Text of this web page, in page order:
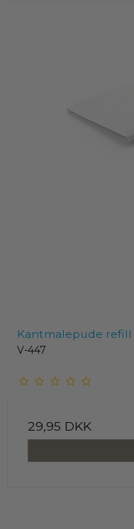
Kantmalepude refill
V-447
29,95 DKK